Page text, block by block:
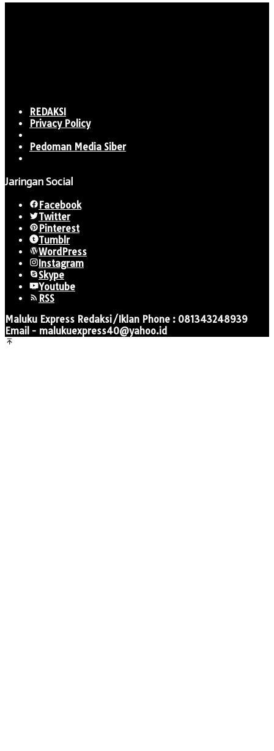
REDAKSI
Privacy Policy
Pedoman Media Siber
Jaringan Social
Facebook
Twitter
Pinterest
Tumblr
WordPress
Instagram
Skype
Youtube
RSS
Maluku Express Redaksi/Iklan Phone : 081343248939
Email - malukuexpress40@yahoo.id